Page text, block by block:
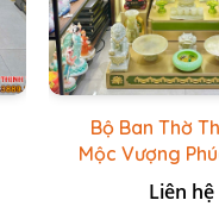
Bộ Ban Thờ
Mộc Vượng
Bộ Đồ Thờ Đá
Hoàng
Liên hệ